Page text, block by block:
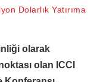
Dolarlık Yatırıma
olarak
olan ICCI